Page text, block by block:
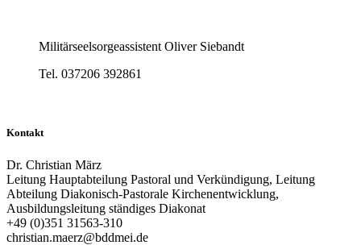
Militärseelsorgeassistent Oliver Siebandt
Tel. 037206 392861
Kontakt
Dr. Christian März
Leitung Hauptabteilung Pastoral und Verkündigung, Leitung
Abteilung Diakonisch-Pastorale Kirchenentwicklung,
Ausbildungsleitung ständiges Diakonat
+49 (0)351 31563-310
christian.maerz@bddmei.de